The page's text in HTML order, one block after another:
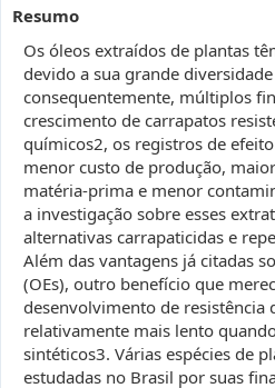
Resumo
Os óleos extraídos de plantas
devido a sua grande
consequentemente, múltiplos
crescimento de carrapatos
químicos2, os registros de
menor custo de produção,
matéria-prima e menor
a investigação sobre esses
alternativas carrapaticidas e
Além das vantagens já citadas
(OEs), outro benefício que
desenvolvimento de resistência
relativamente mais lento
sintéticos3. Várias espécies de
estudadas no Brasil por suas